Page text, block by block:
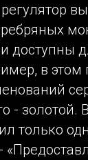
доступны
в этом
- золотой.
только